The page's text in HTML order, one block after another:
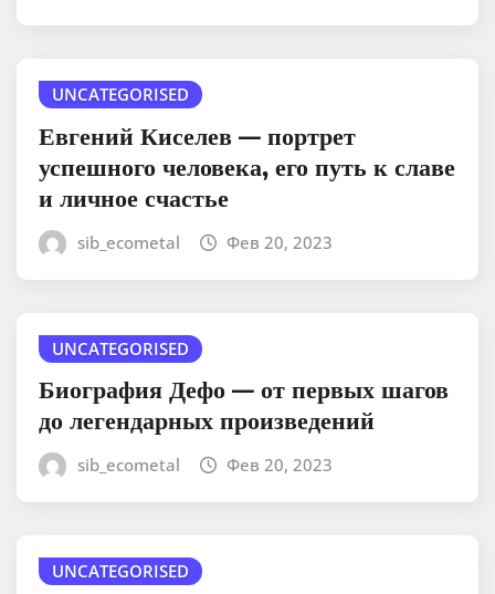
UNCATEGORISED
Евгений Киселев — портрет
успешного человека, его путь к славе
и личное счастье
sib_ecometal Фев 20, 2023
UNCATEGORISED
Биография Дефо — от первых шагов
до легендарных произведений
sib_ecometal Фев 20, 2023
UNCATEGORISED